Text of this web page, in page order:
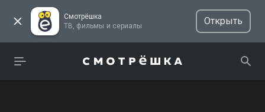
Смотрёшка
ТВ, фильмы и сериалы
Открыть